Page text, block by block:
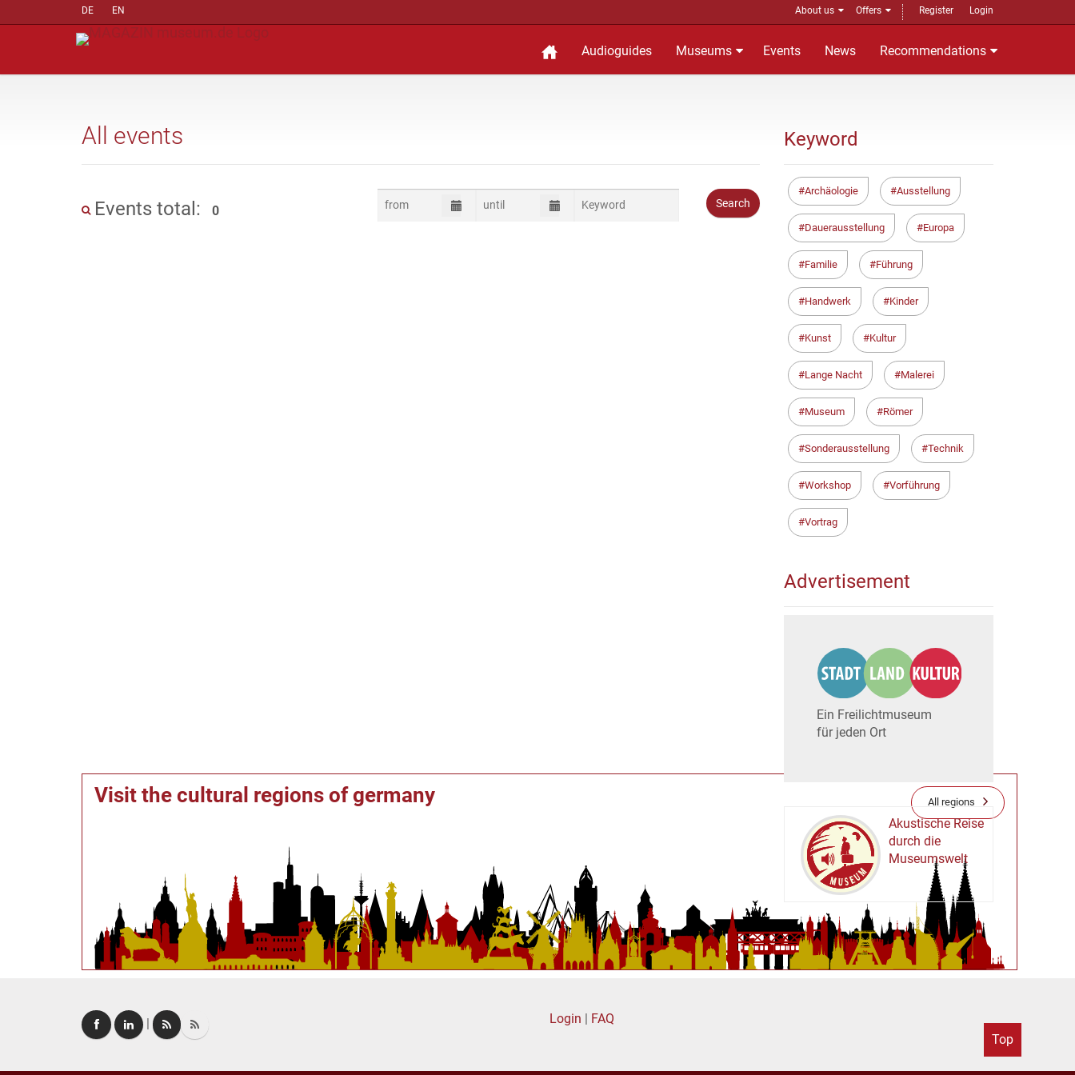
DE EN About us Offers Register Login
Audioguides Museums Events News Recommendations
All events
Events total: 0
Visit the cultural regions of germany All regions
Keyword
Archäologie Ausstellung
Dauerausstellung Europa
Familie Führung
Handwerk Kinder
Kunst Kultur
Lange Nacht Malerei
Museum Römer
Sonderausstellung Technik
Workshop Vorführung
Vortrag
Advertisement
Ein Freilichtmuseum
für jeden Ort
MUSEUM
Akustische Reise
durch die
Museumswelt
Login | FAQ
Top